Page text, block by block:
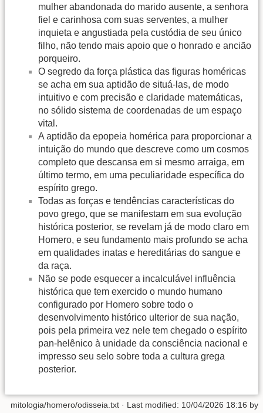
mulher abandonada do marido ausente, a senhora
fiel e carinhosa com suas serventes, a mulher
inquieta e angustiada pela custódia de seu único
filho, não tendo mais apoio que o honrado e ancião
porqueiro.
O segredo da força plástica das figuras homéricas
se acha em sua aptidão de situá-las, de modo
intuitivo e com precisão e claridade matemáticas,
no sólido sistema de coordenadas de um espaço
vital.
A aptidão da epopeia homérica para proporcionar a
intuição do mundo que descreve como um cosmos
completo que descansa em si mesmo arraiga, em
último termo, em uma peculiaridade específica do
espírito grego.
Todas as forças e tendências características do
povo grego, que se manifestam em sua evolução
histórica posterior, se revelam já de modo claro em
Homero, e seu fundamento mais profundo se acha
em qualidades inatas e hereditárias do sangue e
da raça.
Não se pode esquecer a incalculável influência
histórica que tem exercido o mundo humano
configurado por Homero sobre todo o
desenvolvimento histórico ulterior de sua nação,
pois pela primeira vez nele tem chegado o espírito
pan-helênico à unidade da consciência nacional e
impresso seu selo sobre toda a cultura grega
posterior.
mitologia/homero/odisseia.txt · Last modified: 10/04/2026 18:16 by